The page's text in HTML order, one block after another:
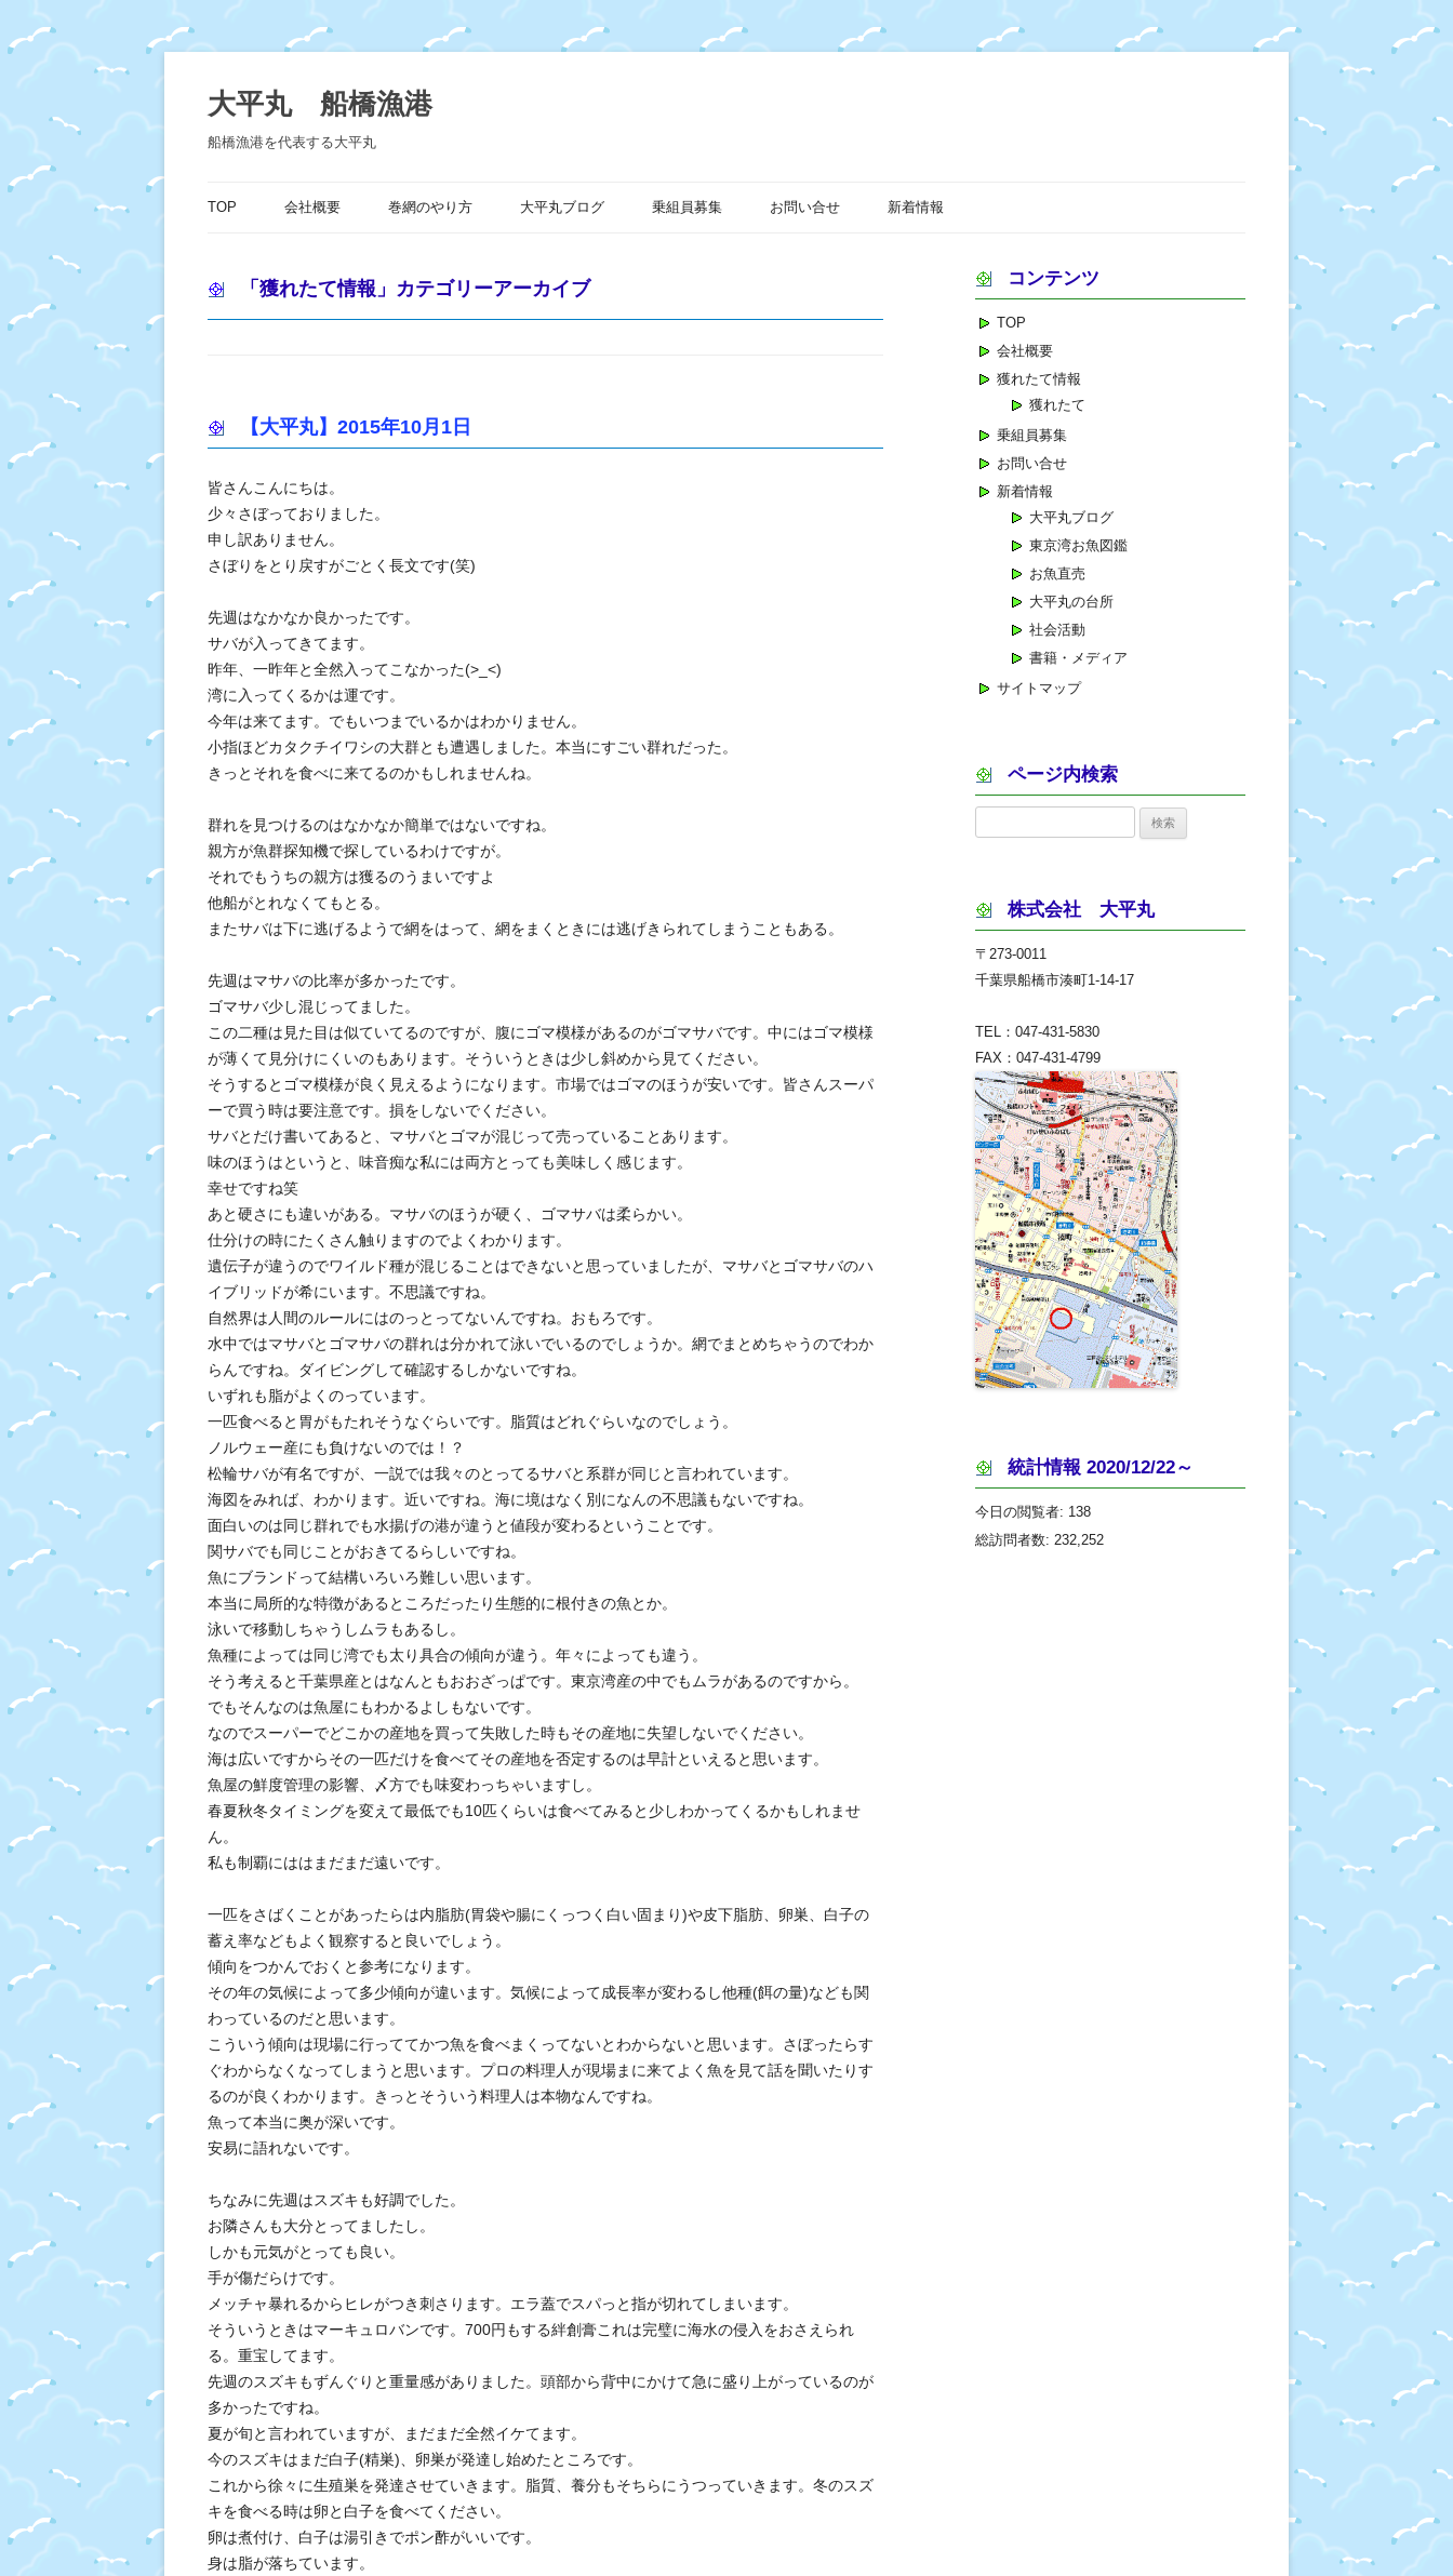
テ
ン
ツ
へ
ス
大平丸 船橋漁港
船橋漁港を代表する大平丸
TOP 会社概要 巻網のやり方 大平丸ブログ 乗組員募集 お問い合せ 新着情報
「 獲れたて情報 」カテゴリーアーカイブ
【大平丸】2015年10月1日
皆さんこんにちは。
少々さぼっておりました。
申し訳ありません。
さぼりをとり戻すがごとく長文です(笑)
先週はなかなか良かったです。
サバが入ってきてます。
昨年、一昨年と全然入ってこなかった(>_<)
湾に入ってくるかは運です。
今年は来てます。でもいつまでいるかはわかりません。
小指ほどカタクチイワシの大群とも遭遇しました。本当にすごい群れだった。
きっとそれを食べに来てるのかもしれませんね。
群れを見つけるのはなかなか簡単ではないですね。
親方が魚群探知機で探しているわけですが。
それでもうちの親方は獲るのうまいですよ
他船がとれなくてもとる。
またサバは下に逃げるようで網をはって、網をまくときには逃げきられてしまうこともある。
先週はマサバの比率が多かったです。
ゴマサバ少し混じってました。
この二種は見た目は似ていてるのですが、腹にゴマ模様があるのがゴマサバです。中にはゴマ模様
が薄くて見分けにくいのもあります。そういうときは少し斜めから見てください。
そうするとゴマ模様が良く見えるようになります。市場ではゴマのほうが安いです。皆さんスーパ
ーで買う時は要注意です。損をしないでください。
サバとだけ書いてあると、マサバとゴマが混じって売っていることあります。
味のほうはというと、味音痴な私には両方とっても美味しく感じます。
幸せですね笑
あと硬さにも違いがある。マサバのほうが硬く、ゴマサバは柔らかい。
仕分けの時にたくさん触りますのでよくわかります。
遺伝子が違うのでワイルド種が混じることはできないと思っていましたが、マサバとゴマサバのハ
イブリッドが希にいます。不思議ですね。
自然界は人間のルールにはのっとってないんですね。おもろです。
水中ではマサバとゴマサバの群れは分かれて泳いでいるのでしょうか。網でまとめちゃうのでわか
らんですね。ダイビングして確認するしかないですね。
いずれも脂がよくのっています。
一匹食べると胃がもたれそうなぐらいです。脂質はどれぐらいなのでしょう。
ノルウェー産にも負けないのでは！？
松輪サバが有名ですが、一説では我々のとってるサバと系群が同じと言われています。
海図をみれば、わかります。近いですね。海に境はなく別になんの不思議もないですね。
面白いのは同じ群れでも水揚げの港が違うと値段が変わるということです。
関サバでも同じことがおきてるらしいですね。
魚にブランドって結構いろいろ難しい思います。
本当に局所的な特徴があるところだったり生態的に根付きの魚とか。
泳いで移動しちゃうしムラもあるし。
魚種によっては同じ湾でも太り具合の傾向が違う。年々によっても違う。
そう考えると千葉県産とはなんともおおざっぱです。東京湾産の中でもムラがあるのですから。
でもそんなのは魚屋にもわかるよしもないです。
なのでスーパーでどこかの産地を買って失敗した時もその産地に失望しないでください。
海は広いですからその一匹だけを食べてその産地を否定するのは早計といえると思います。
魚屋の鮮度管理の影響、〆方でも味変わっちゃいますし。
春夏秋冬タイミングを変えて最低でも10匹くらいは食べてみると少しわかってくるかもしれませ
ん。
私も制覇にははまだまだ遠いです。
一匹をさばくことがあったらは内脂肪(胃袋や腸にくっつく白い固まり)や皮下脂肪、卵巣、白子の
蓄え率などもよく観察すると良いでしょう。
傾向をつかんでおくと参考になります。
その年の気候によって多少傾向が違います。気候によって成長率が変わるし他種(餌の量)なども関
わっているのだと思います。
こういう傾向は現場に行っててかつ魚を食べまくってないとわからないと思います。さぼったらす
ぐわからなくなってしまうと思います。プロの料理人が現場まに来てよく魚を見て話を聞いたりす
るのが良くわかります。きっとそういう料理人は本物なんですね。
魚って本当に奥が深いです。
安易に語れないです。
ちなみに先週はスズキも好調でした。
お隣さんも大分とってましたし。
しかも元気がとっても良い。
手が傷だらけです。
メッチャ暴れるからヒレがつき刺さります。エラ蓋でスパっと指が切れてしまいます。
そういうときはマーキュロバンです。700円もする絆創膏これは完璧に海水の侵入をおさえられ
る。重宝してます。
先週のスズキもずんぐりと重量感がありました。頭部から背中にかけて急に盛り上がっているのが
多かったですね。
夏が旬と言われていますが、まだまだ全然イケてます。
今のスズキはまだ白子(精巣)、卵巣が発達し始めたところです。
これから徐々に生殖巣を発達させていきます。脂質、養分もそちらにうつっていきます。冬のスズ
キを食べる時は卵と白子を食べてください。
卵は煮付け、白子は湯引きでポン酢がいいです。
身は脂が落ちています。
コンテンツ
TOP
会社概要
獲れたて情報
獲れたて
乗組員募集
お問い合せ
新着情報
大平丸ブログ
東京湾お魚図鑑
お魚直売
大平丸の台所
社会活動
書籍・メディア
サイトマップ
ページ内検索
株式会社 大平丸
〒273-0011
千葉県船橋市湊町1-14-17
TEL：047-431-5830
FAX：047-431-4799
統計情報 2020/12/22～
今日の閲覧者: 138
総訪問者数: 232,252